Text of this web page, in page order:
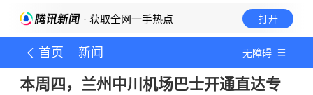
· 获取全网一手热点 打开
首页 新闻 无障碍
本周四，兰州中川机场巴士开通直达专